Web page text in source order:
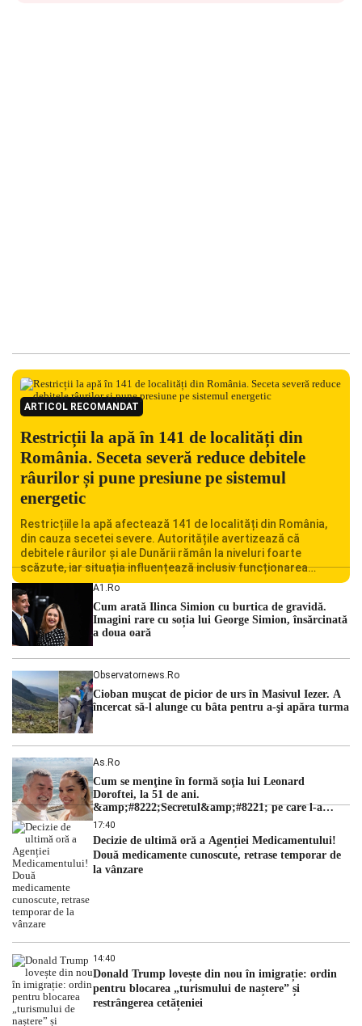
ARTICOL RECOMANDAT
Restricții la apă în 141 de localități din
România. Seceta severă reduce debitele
râurilor și pune presiune pe sistemul
energetic
Restricțiile la apă afectează 141 de localități din România,
din cauza secetei severe. Autoritățile avertizează că
debitele râurilor și ale Dunării rămân la niveluri foarte
scăzute, iar situația influențează inclusiv funcționarea
Centralei Nucleare de la Cernavodă. România se confruntă
cu una dintre cele mai dificile perioade din punct de vedere
hidrologic din ultimii ani. Lipsa […]
A1.ro
Cum arată Ilinca Simion cu burtica de gravidă.
Imagini rare cu soția lui George Simion, însărcinată
a doua oară
Observatornews.ro
Cioban muşcat de picior de urs în Masivul Iezer. A
încercat să-l alunge cu bâta pentru a-şi apăra turma
As.ro
Cum se menţine în formă soţia lui Leonard
Doroftei, la 51 de ani.
&amp;#8222;Secretul&amp;#8221; pe care l-a
dezvăluit
17:40
Decizie de ultimă oră a Agenției Medicamentului!
Două medicamente cunoscute, retrase temporar de
la vânzare
14:40
Donald Trump lovește din nou în imigrație: ordin
pentru blocarea „turismului de naștere” și
restrângerea cetățeniei